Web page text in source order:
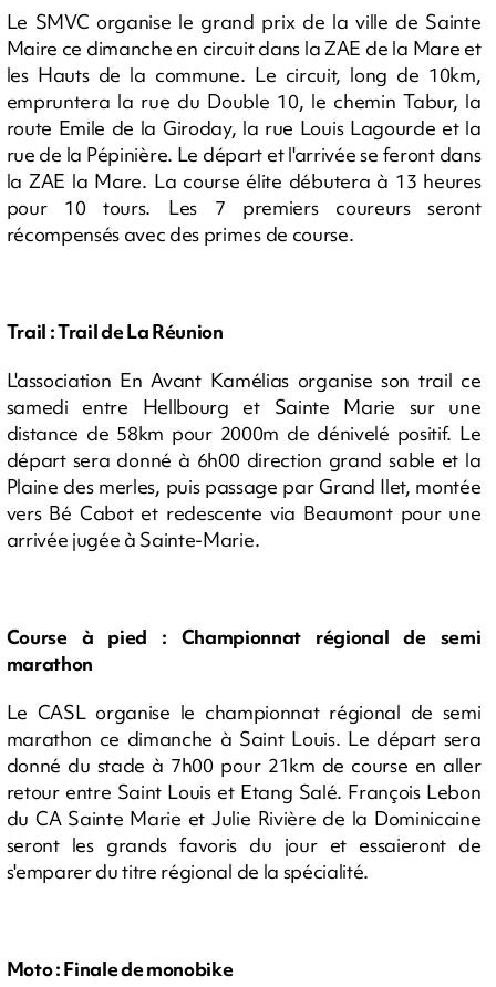
Le SMVC organise le grand prix de la ville de Sainte
Maire ce dimanche en circuit dans la ZAE de la Mare et
les Hauts de la commune. Le circuit, long de 10km,
empruntera la rue du Double 10, le chemin Tabur, la
route Emile de la Giroday, la rue Louis Lagourde et la
rue de la Pépinière. Le départ et l'arrivée se feront dans
la ZAE la Mare. La course élite débutera à 13 heures
pour 10 tours. Les 7 premiers coureurs seront
récompensés avec des primes de course.
Trail : Trail de La Réunion
L'association En Avant Kamélias organise son trail ce
samedi entre Hellbourg et Sainte Marie sur une
distance de 58km pour 2000m de dénivelé positif. Le
départ sera donné à 6h00 direction grand sable et la
Plaine des merles, puis passage par Grand Ilet, montée
vers Bé Cabot et redescente via Beaumont pour une
arrivée jugée à Sainte-Marie.
Course à pied : Championnat régional de semi
marathon
Le CASL organise le championnat régional de semi
marathon ce dimanche à Saint Louis. Le départ sera
donné du stade à 7h00 pour 21km de course en aller
retour entre Saint Louis et Etang Salé. François Lebon
du CA Sainte Marie et Julie Rivière de la Dominicaine
seront les grands favoris du jour et essaieront de
s'emparer du titre régional de la spécialité.
Moto : Finale de monobike